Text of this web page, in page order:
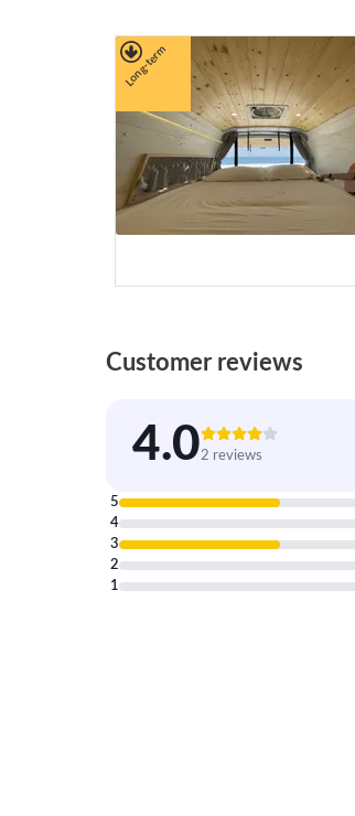
Long-term
Customer reviews
4.02 reviews
5
4
3
2
1